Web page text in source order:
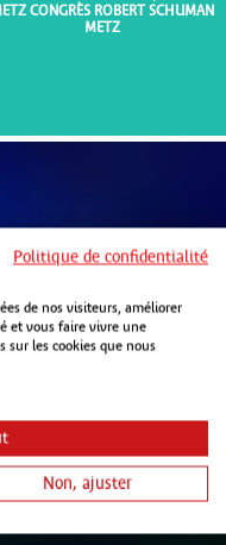
CONGRÈS ROBERT SCHUMAN
METZ
METZ
Politique de confidentialité
de nos visiteurs, améliorer
et vous faire vivre une
les cookies que nous
Non, ajuster